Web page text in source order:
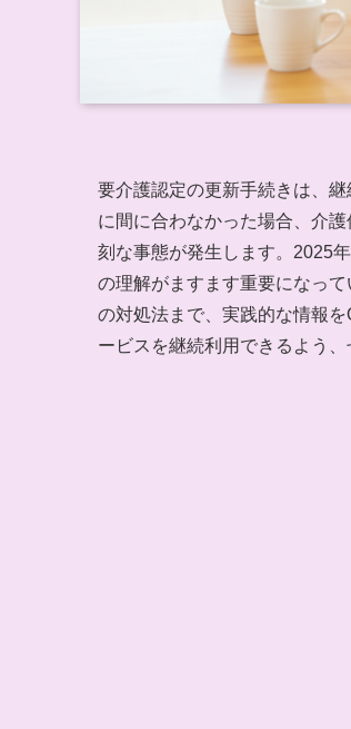
要介護認定の更新手続きは、
に間に合わなかった場合、介
刻な事態が発生します。2025
の理解がますます重要になっ
の対処法まで、実践的な情報
ービスを継続利用できるよう、